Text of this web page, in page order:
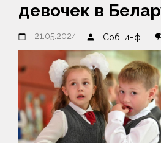
девочек в
21.05.2024 Соб. инф.